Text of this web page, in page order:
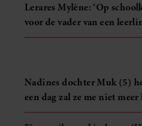
Lerares Mylène: ‘Op
voor de vader van een
Nadines dochter Muk (5)
een dag zal ze me niet meer